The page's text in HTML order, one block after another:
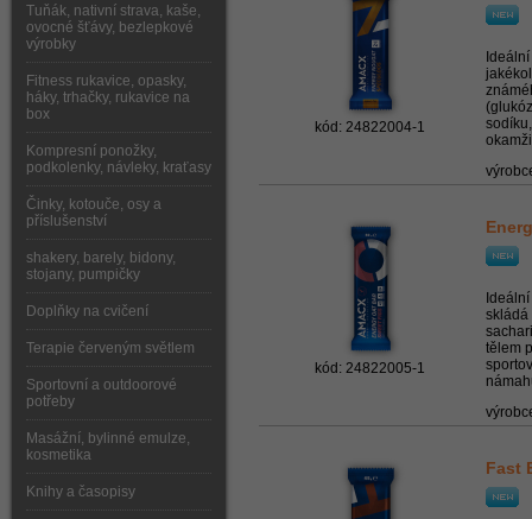
kód: 24822004-1
kód: 24822005-1
skládá
tělem
Fast
Tuňák, nativní strava, kaše,
ovocné šťávy, bezlepkové
výrobky
Fitness rukavice, opasky,
háky, trhačky, rukavice na
box
Kompresní ponožky,
podkolenky, návleky, kraťasy
Činky, kotouče, osy a
příslušenství
shakery, barely, bidony,
stojany, pumpičky
Doplňky na cvičení
Terapie červeným světlem
Sportovní a outdoorové
potřeby
Masážní, bylinné emulze,
kosmetika
Knihy a časopisy